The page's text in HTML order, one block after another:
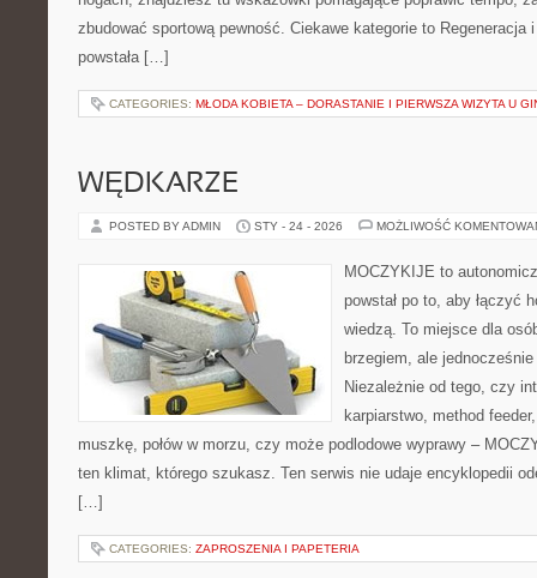
zbudować sportową pewność. Ciekawe kategorie to Regeneracja
powstała […]
CATEGORIES: MŁODA KOBIETA – DORASTANIE I PIERWSZA WIZYTA U
WĘDKARZE
POSTED BY ADMIN STY - 24 - 2026 MOŻLIWOŚĆ
MOCZYKIJE to
powstał po to, aby łączyć
wiedzą. To miejsce dla
brzegiem, ale
Niezależnie od tego, czy
karpiarstwo, method
muszkę, połów w morzu, czy może podlodowe wyprawy –
ten klimat, którego szukasz. Ten serwis nie udaje encyklopedii
[…]
CATEGORIES: ZAPROSZENIA I PAPETERIA